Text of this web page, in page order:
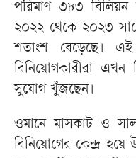
পরিমাণ ৩৮৩
২০২২ থেকে ২০২৩
শতাংশ বেড়েছে। এই
বিনিয়োগকারীরা এখন
সুযোগ খুঁজছেন।
ওমানে মাসকাট ও
বিনিয়োগের কেন্দ্র